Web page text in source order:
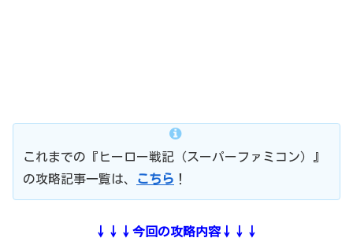
これまでの『ヒーロー戦記（スーパーファミコン）』
の攻略記事一覧は、
こちら ！
↓↓↓今回の攻略内容↓↓↓